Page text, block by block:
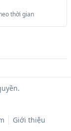
thời gian
Giới thiệu